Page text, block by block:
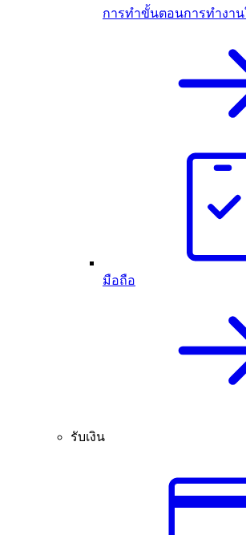
การทำขั้นตอนการทำงา
มือถือ
รับเงิน